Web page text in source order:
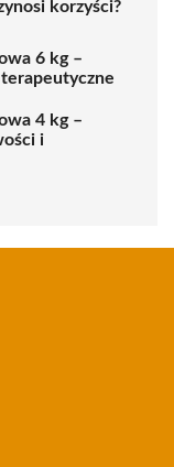
korzyści?
6 kg –
4 kg –
i